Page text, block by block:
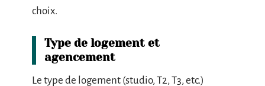
choix.
Type de logement et
agencement
Le type de logement (studio, T2, T3, etc.)